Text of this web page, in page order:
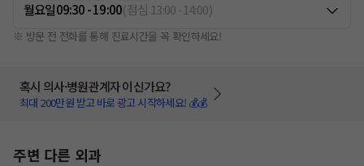
월요일09:30 - 19:00(점심 13:00-14:00)
※ 방문 전 전화를 통해 진료시간을 꼭 확인하세요!
혹시 의사·병원관계자 이신가요?
최대 200만원 받고 바로 광고 시작하세요! 💰💰
주변 다른 외과